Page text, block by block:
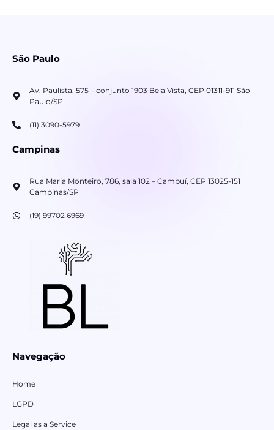
São Paulo
Av. Paulista, 575 – conjunto 1903 Bela Vista, CEP 01311-911 São
Paulo/SP
(11) 3090-5979
Campinas
Rua Maria Monteiro, 786, sala 102 – Cambuí, CEP 13025-151
Campinas/SP
(19) 99702 6969
Navegação
Home
LGPD
Legal as a Service